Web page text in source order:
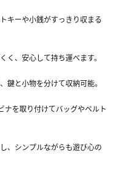
キーや小銭がすっきり収まる
く、安心して持ち運べます。
鍵と小物を分けて収納可能。
ナを取り付けてバッグやベルト
、シンプルながらも遊び心の